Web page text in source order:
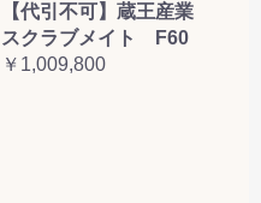
【代引不可】蔵王産業
スクラブメイト F60
￥1,009,800